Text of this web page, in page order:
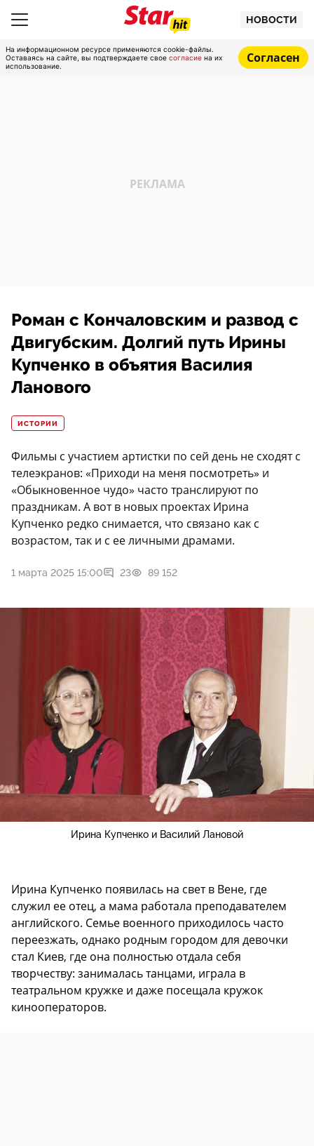
НОВОСТИ
На информационном ресурсе применяются cookie-файлы.
Оставаясь на сайте, вы подтверждаете свое согласие на их
использование.
Согласен
Роман с Кончаловским и развод с
Двигубским. Долгий путь Ирины
Купченко в объятия Василия
Ланового
ИСТОРИИ
Фильмы с участием артистки по сей день не сходят с
телеэкранов: «Приходи на меня посмотреть» и
«Обыкновенное чудо» часто транслируют по
праздникам. А вот в новых проектах Ирина
Купченко редко снимается, что связано как с
возрастом, так и с ее личными драмами.
1 марта 2025 15:00 23 89 152
Ирина Купченко и Василий Лановой
Ирина Купченко появилась на свет в Вене, где
служил ее отец, а мама работала преподавателем
английского. Семье военного приходилось часто
переезжать, однако родным городом для девочки
стал Киев, где она полностью отдала себя
творчеству: занималась танцами, играла в
театральном кружке и даже посещала кружок
кинооператоров.